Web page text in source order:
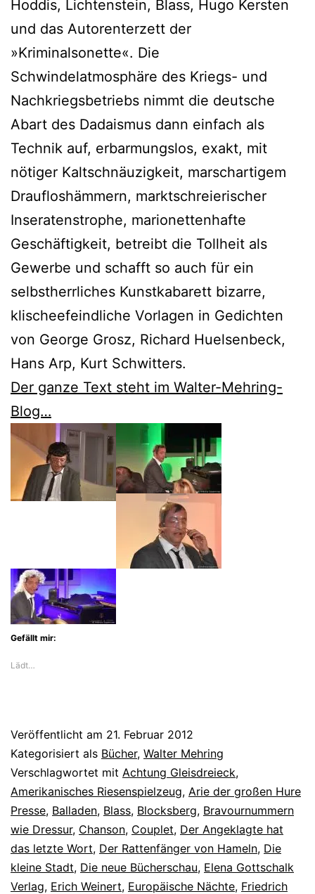
Hoddis, Lichtenstein, Blass, Hugo Kersten
und das Autorenterzett der
»Kriminalsonette«. Die
Schwindelatmosphäre des Kriegs- und
Nachkriegsbetriebs nimmt die deutsche
Abart des Dadaismus dann einfach als
Technik auf, erbarmungslos, exakt, mit
nötiger Kaltschnäuzigkeit, marschartigem
Draufloshämmern, marktschreierischer
Inseratenstrophe, marionettenhafte
Geschäftigkeit, betreibt die Tollheit als
Gewerbe und schafft so auch für ein
selbstherrliches Kunstkabarett bizarre,
klischeefeindliche Vorlagen in Gedichten
von George Grosz, Richard Huelsenbeck,
Hans Arp, Kurt Schwitters.
Der ganze Text steht im Walter-Mehring-
Blog…
Gefällt mir:
Lädt…
Veröffentlicht am 21. Februar 2012
Kategorisiert als Bücher, Walter Mehring
Verschlagwortet mit Achtung Gleisdreieck,
Amerikanisches Riesenspielzeug, Arie der großen Hure
Presse, Balladen, Blass, Blocksberg, Bravournummern
wie Dressur, Chanson, Couplet, Der Angeklagte hat
das letzte Wort, Der Rattenfänger von Hameln, Die
kleine Stadt, Die neue Bücherschau, Elena Gottschalk
Verlag, Erich Weinert, Europäische Nächte, Friedrich